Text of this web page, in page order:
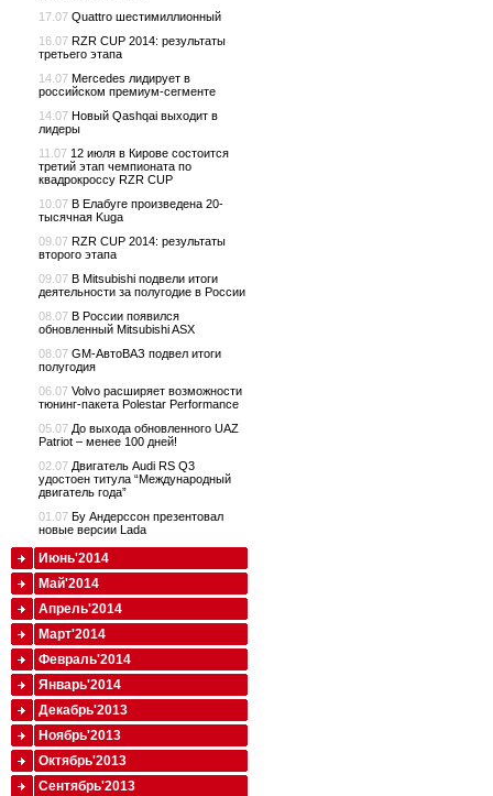
17.07 Quattro шестимиллионный
16.07 RZR CUP 2014: результаты
третьего этапа
14.07 Mercedes лидирует в
российском премиум-сегменте
14.07 Новый Qashqai выходит в
лидеры
11.07 12 июля в Кирове состоится
третий этап чемпионата по
квадрокроссу RZR CUP
10.07 В Елабуге произведена 20-
тысячная Kuga
09.07 RZR CUP 2014: результаты
второго этапа
09.07 В Mitsubishi подвели итоги
деятельности за полугодие в России
08.07 В России появился
обновленный Mitsubishi ASX
08.07 GM-АвтоВАЗ подвел итоги
полугодия
06.07 Volvo расширяет возможности
тюнинг-пакета Polestar Performance
05.07 До выхода обновленного UAZ
Patriot – менее 100 дней!
02.07 Двигатель Audi RS Q3
удостоен титула “Международный
двигатель года”
01.07 Бу Андерссон презентовал
новые версии Lada
Июнь'2014
Май'2014
Апрель'2014
Март'2014
Февраль'2014
Январь'2014
Декабрь'2013
Ноябрь'2013
Октябрь'2013
Сентябрь'2013